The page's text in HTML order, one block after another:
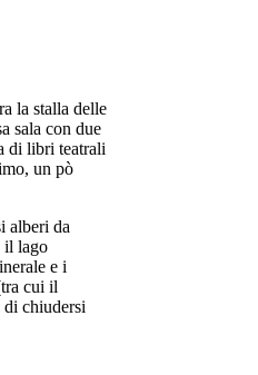
la stalla delle
sala con due
di libri teatrali
un pò
alberi da
il lago
e i
cui il
di chiudersi